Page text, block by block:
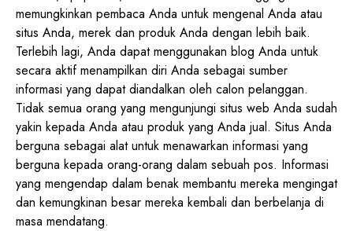
memungkinkan pembaca Anda untuk mengenal Anda atau
situs Anda, merek dan produk Anda dengan lebih baik.
Terlebih lagi, Anda dapat menggunakan blog Anda untuk
secara aktif menampilkan diri Anda sebagai sumber
informasi yang dapat diandalkan oleh calon pelanggan.
Tidak semua orang yang mengunjungi situs web Anda sudah
yakin kepada Anda atau produk yang Anda jual. Situs Anda
berguna sebagai alat untuk menawarkan informasi yang
berguna kepada orang-orang dalam sebuah pos. Informasi
yang mengendap dalam benak membantu mereka mengingat
dan kemungkinan besar mereka kembali dan berbelanja di
masa mendatang.